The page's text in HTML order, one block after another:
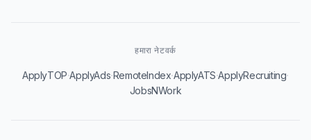
हमारा नेटवर्क
ApplyTOP·ApplyAds·RemoteIndex·ApplyATS·ApplyRecruiting·
JobsNWork